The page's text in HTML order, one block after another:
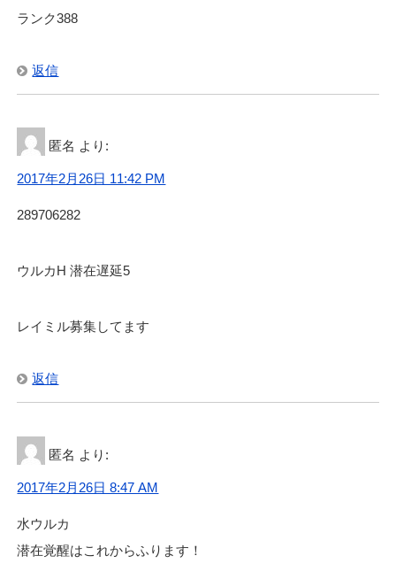
ランク388
返信
匿名 より:
2017年2月26日 11:42 PM
289706282
ウルカH 潜在遅延5
レイミル募集してます
返信
匿名 より:
2017年2月26日 8:47 AM
水ウルカ
潜在覚醒はこれからふります！